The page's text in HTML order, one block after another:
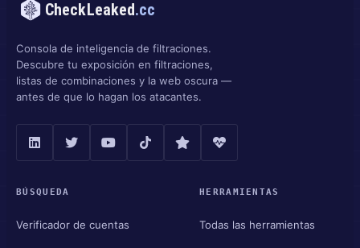
CheckLeaked.cc
Consola de inteligencia de filtraciones.
Descubre tu exposición en filtraciones,
listas de combinaciones y la web oscura —
antes de que lo hagan los atacantes.
BÚSQUEDA
Verificador de cuentas
HERRAMIENTAS
Todas las herramientas